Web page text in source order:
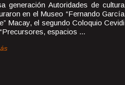
generación Autoridades de cultura
en el Museo “Fernando García
Macay, el segundo Coloquio Cevidi
espacios ...